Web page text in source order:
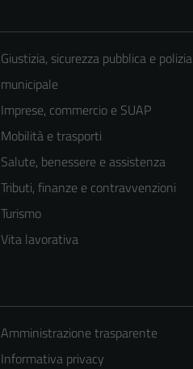
Giustizia, sicurezza pubblica e polizia
municipale
Imprese, commercio e SUAP
Mobilità e trasporti
Salute, benessere e assistenza
Tributi, finanze e contravvenzioni
Turismo
Vita lavorativa
Amministrazione trasparente
Informativa privacy